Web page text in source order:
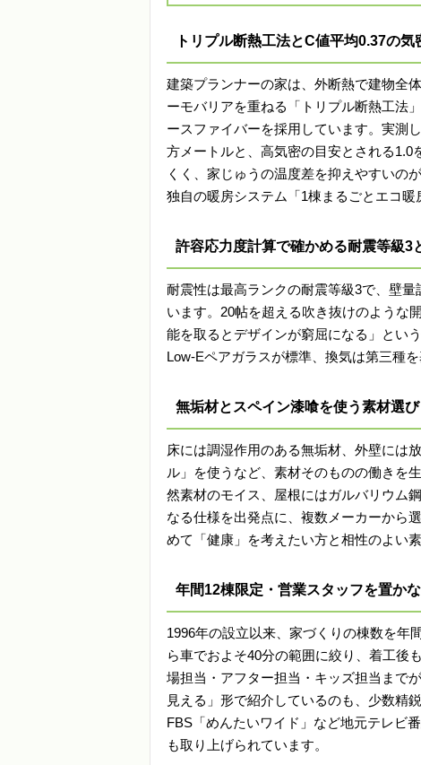
トリプル断熱工法とC値平均0.37の気
建築プランナーの家は、外断熱で建物全
ーモバリアを重ねる「トリプル断熱工法
ースファイバーを採用しています。実測
方メートルと、高気密の目安とされる
くく、家じゅうの温度差を抑えやすいの
独自の暖房システム「1棟まるごとエコ暖
許容応力度計算で確かめる耐震等級3
耐震性は最高ランクの耐震等級3で、壁
います。20帖を超える吹き抜けのような
能を取るとデザインが窮屈になる」とい
Low-Eペアガラスが標準、換気は第三種
無垢材とスペイン漆喰を使う素材選び
床には調湿作用のある無垢材、外壁には
ル」を使うなど、素材そのものの働きを
然素材のモイス、屋根にはガルバリウム
なる仕様を出発点に、複数メーカーから
めて「健康」を考えたい方と相性のよい素
年間12棟限定・営業スタッフを置か
1996年の設立以来、家づくりの棟数を年
ら車でおよそ40分の範囲に絞り、着工後
場担当・アフター担当・キッズ担当まで
見える」形で紹介しているのも、少数精
FBS「めんたいワイド」など地元テレビ
も取り上げられています。